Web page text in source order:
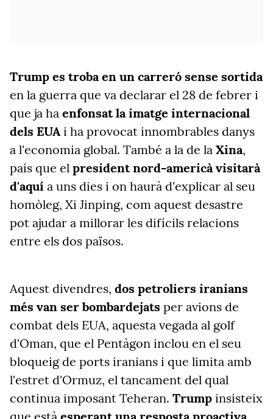
Trump es troba en un carreró sense sortida
en la guerra que va declarar el 28 de febrer i
que ja ha enfonsat la imatge internacional
dels EUAi ha provocat innombrables danys
a l'economia global. També a la de la Xina,
país que el president nord-americà visitarà
d'aquí a uns dies i on haurà d'explicar al seu
homòleg, Xi Jinping, com aquest desastre
pot ajudar a millorar les difícils relacions
entre els dos països.
Aquest divendres, dos petroliers iranians
més van ser bombardejats per avions de
combat dels EUA, aquesta vegada al golf
d'Oman, que el Pentàgon inclou en el seu
bloqueig de ports iranians i que limita amb
l'estret d'Ormuz, el tancament del qual
continua imposant Teheran. Trump insisteix